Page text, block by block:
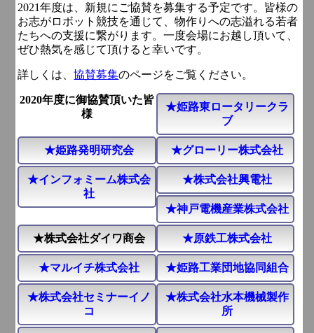
2021年度は、新規にご協賛を募集する予定です。皆様の
お志がロボット競技を通じて、物作りへの志溢れる若者
たちへの支援に繋がります。一度会場にお越し頂いて、
ぜひ熱気を感じて頂けると幸いです。
詳しくは、協賛募集のページをご覧ください。
2020年度に御協賛頂いた皆
様
★姫路東ロータリークラ
ブ
★姫路発明研究会 ★グローリー株式会社
★インフォミーム株式会
社
★株式会社興電社
★神戸電機産業株式会社
★株式会社ダイワ商会 ★原鉄工株式会社
★マルイチ株式会社 ★姫路工業団地協同組合
★株式会社セミナーイノ
コ
★株式会社水本機械製作
所